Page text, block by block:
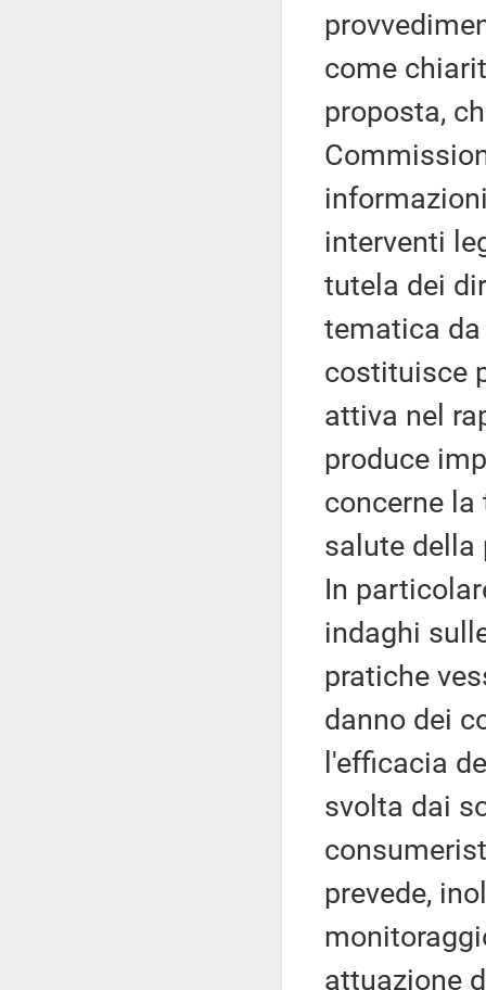
come
proposta,
interventi
tutela dei
tematica
costituisce
attiva nel
produce
concerne
salute della
In
indaghi
pratiche
danno dei
l'efficacia
svolta dai
prevede,
attuazione